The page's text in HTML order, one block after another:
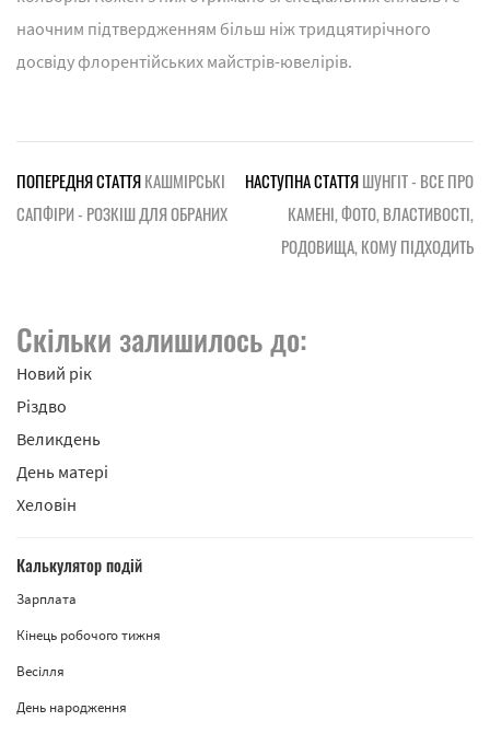
наочним підтвердженням більш ніж тридцятирічного
досвіду флорентійських майстрів-ювелірів.
ПОПЕРЕДНЯ СТАТТЯКАШМІРСЬКІ
САПФІРИ - РОЗКІШ ДЛЯ ОБРАНИХ
НАСТУПНА СТАТТЯШУНГІТ - ВСЕ ПРО
КАМЕНІ, ФОТО, ВЛАСТИВОСТІ,
РОДОВИЩА, КОМУ ПІДХОДИТЬ
Скільки залишилось до:
Новий рік
Різдво
Великдень
День матері
Хеловін
Калькулятор подій
Зарплата
Кінець робочого тижня
Весілля
День народження